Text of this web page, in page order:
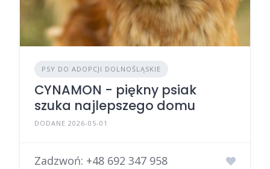
PSY DO ADOPCJI DOLNOŚLĄSKIE
CYNAMON - piękny psiak
szuka najlepszego domu
DODANE 2026-05-01
Zadzwoń: +48 692 347 958